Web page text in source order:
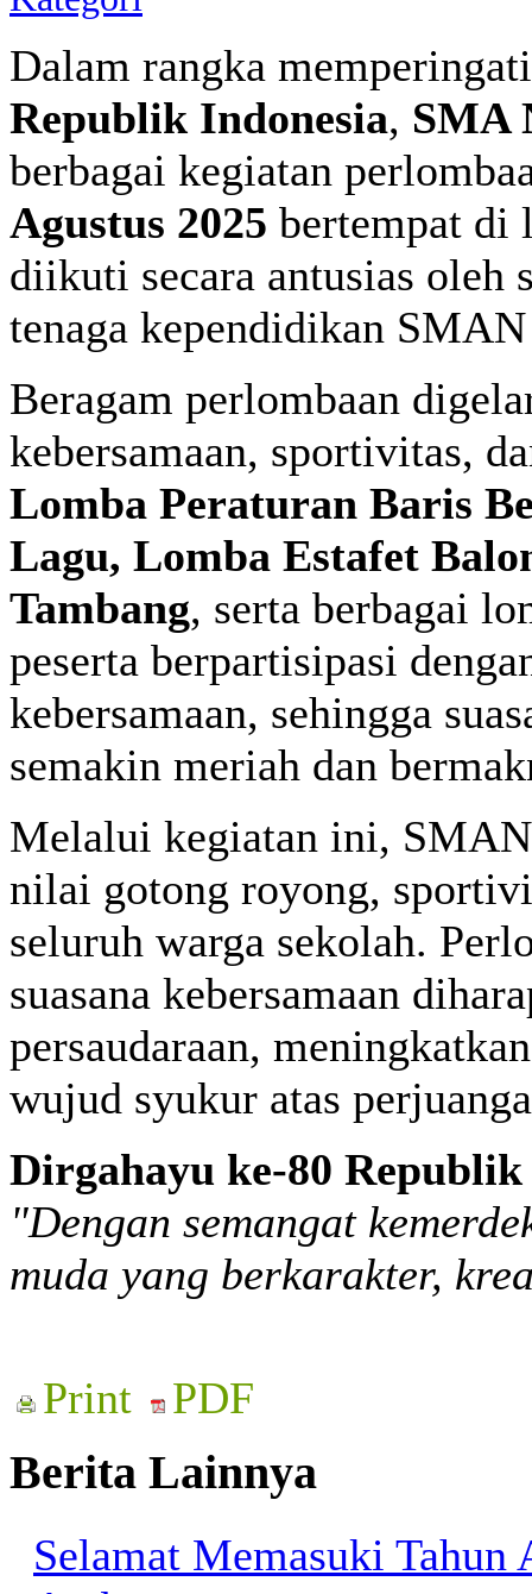
Dalam rangka
Republik Indonesia, SMA
berbagai kegiatan
Agustus 2025 bertempat di
diikuti secara antusias oleh
tenaga kependidikan
Beragam perlombaan
kebersamaan, sportivitas,
Lomba Peraturan Baris
Lagu, Lomba Estafet
Tambang, serta berbagai
peserta berpartisipasi
kebersamaan, sehingga
semakin meriah dan
Melalui kegiatan ini,
nilai gotong royong,
seluruh warga sekolah.
suasana kebersamaan
persaudaraan,
wujud syukur atas
Dirgahayu ke-80
"Dengan semangat
muda yang berkarakter,
Print PDF
Berita Lainnya
Selamat Memasuki